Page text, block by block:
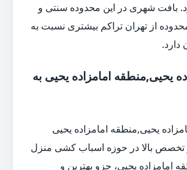
بافت شهری در این محدوده سنتی و
از تهران تراکم بیشتری نسبت به
یحیی,منطقه امامزاده یحیی به
یحیی,منطقه امامزاده یحیی
تخصص بالا در حوزه اسباب کشی منزل
امامزاده یحیی، جزو بهترین و